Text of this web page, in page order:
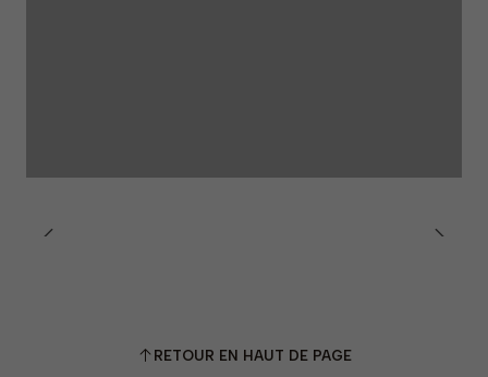
RETOUR EN HAUT DE PAGE